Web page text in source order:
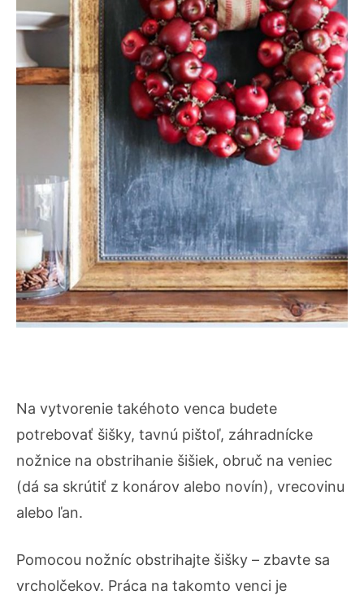
Na vytvorenie takéhoto venca budete
potrebovať šišky, tavnú pištoľ, záhradnícke
nožnice na obstrihanie šišiek, obruč na veniec
(dá sa skrútiť z konárov alebo novín), vrecovinu
alebo ľan.
Pomocou nožníc obstrihajte šišky – zbavte sa
vrcholčekov. Práca na takomto venci je